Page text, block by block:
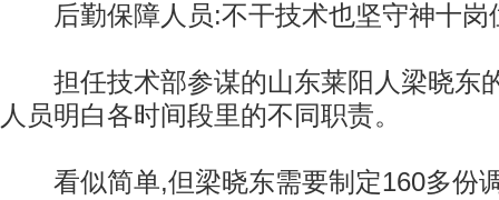
后勤保障人员:不干技术也坚守神十岗
担任技术部参谋的山东莱阳人梁晓东
人员明白各时间段里的不同职责。
看似简单,但梁晓东需要制定160多份